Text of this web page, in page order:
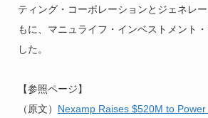
ティング・コーポレーションとジェネレ
もに、マニュライフ・インベストメント
した。
【参照ページ】
（原文） Nexamp Raises $520M to